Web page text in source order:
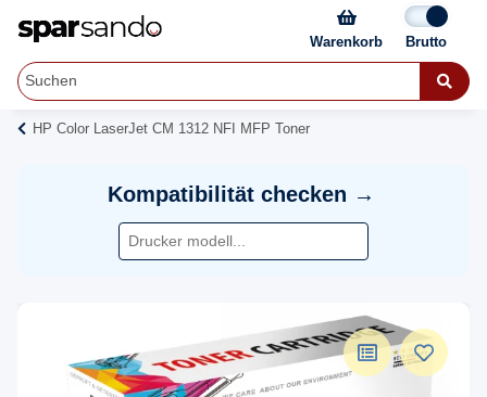
Warenkorb
HP Color LaserJet CM 1312 NFI MFP Toner
Kompatibilität checken →